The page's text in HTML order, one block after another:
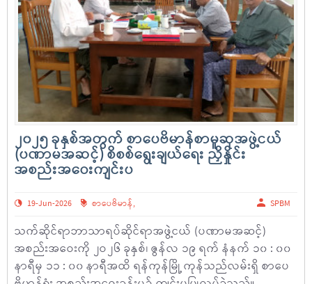
၂၀၂၅ ခုနှစ်အတွက် စာပေဗိမာန်စာမူဆုအဖွဲ့ငယ်
(ပဏာမအဆင့်) စိစစ်ရွေးချယ်ရေး ညှိနှိုင်း
အစည်းအဝေးကျင်းပ
19-Jun-2026 စာပေဗိမာန်, SPBM
သက်ဆိုင်ရာဘာသာရပ်ဆိုင်ရာအဖွဲ့ငယ် (ပဏာမအဆင့်)
အစည်းအဝေးကို ၂ဝ၂၆ ခုနှစ်၊ ဇွန်လ ၁၉ ရက် နံနက် ၁၀ : ၀၀
နာရီမှ ၁၁ : ၀၀ နာရီအထိ ရန်ကုန်မြို့ ကုန်သည်လမ်းရှိ စာပေ